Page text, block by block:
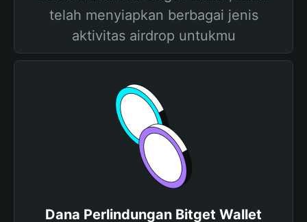
telah menyiapkan berbagai jenis
aktivitas airdrop untukmu
Dana Perlindungan Bitget Wallet